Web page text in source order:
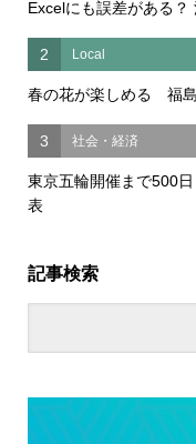
Excelにも誤差がある
2 Local
春の花が楽しめる 福
3 社会・経済
東京五輪開催まで500
表
記事検索